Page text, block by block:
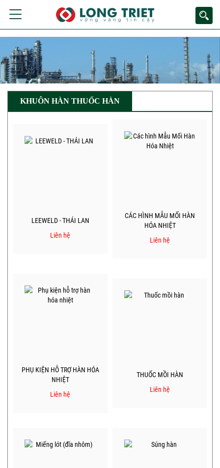
KHUÔN HÀN THUỐC HÀN
LEEWELD - THÁI LAN
Liên hệ
CÁC HÌNH MẪU MỐI HÀN
HÓA NHIỆT
Liên hệ
PHỤ KIỆN HỖ TRỢ HÀN HÓA
NHIỆT
Liên hệ
THUỐC MỒI HÀN
Liên hệ